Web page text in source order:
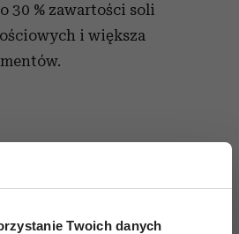
Twoich danych
30 % zawartości soli
i większa